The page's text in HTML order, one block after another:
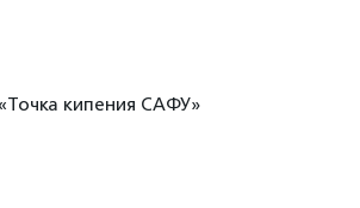
кипения САФУ»